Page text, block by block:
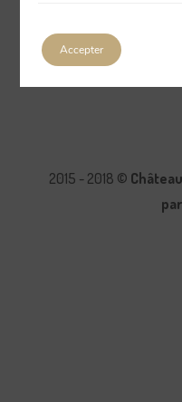
2015 - 2018 ©
Accepter